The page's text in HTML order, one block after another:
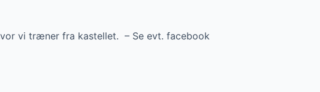
vi træner fra kastellet. – Se evt. facebook